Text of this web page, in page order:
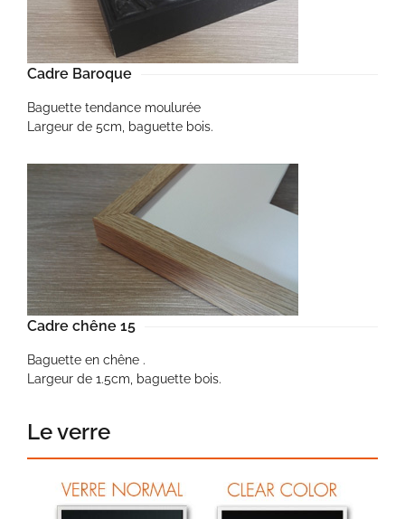
Cadre Baroque
Baguette tendance moulurée
Largeur de 5cm, baguette bois.
Cadre chêne 15
Baguette en chêne .
Largeur de 1.5cm, baguette bois.
Le verre